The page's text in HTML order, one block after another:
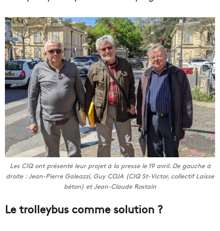
Les CIQ ont présenté leur projet à la presse le 19 avril. De gauche à
droite : Jean-Pierre Galeazzi, Guy COJA (CIQ St-Victor, collectif Laisse
béton) et Jean-Claude Rostain
Le trolleybus comme solution ?